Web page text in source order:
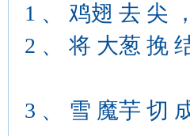
1 、 鸡翅 去 尖
2 、 将 大葱 挽
3 、 雪 魔芋 切